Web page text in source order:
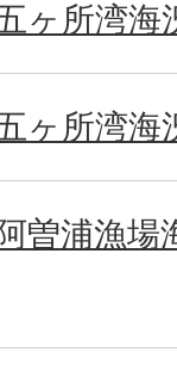
ヶ所湾海
ヶ所湾海
曽浦漁場